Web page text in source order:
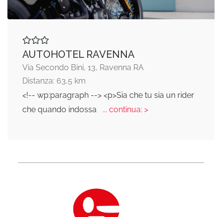
AUTOHOTEL RAVENNA
Via Secondo Bini, 13, Ravenna RA
Distanza: 63,5 km
<!-- wp:paragraph --> <p>Sia che tu sia un rider
che quando indossa
... continua: >